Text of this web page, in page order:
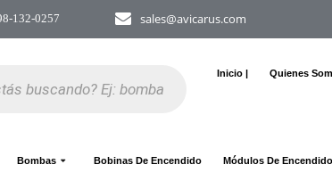
132-0257 sales@avicarus.com
Inicio | Quienes
Bombas Bobinas De Encendido Módulos De Encendido